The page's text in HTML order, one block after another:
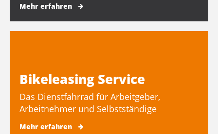
Mehr erfahren
Bikeleasing Service
Das Dienstfahrrad für Arbeitgeber,
Arbeitnehmer und Selbstständige
Mehr erfahren